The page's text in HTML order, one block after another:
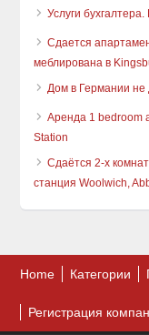
Услуги
Сдается
меблирована в
Дом в Германии не
Аренда 1 bedroom
Station
Сдаётся 2-х
станция Woolwich,
Home Категории
Регистрация